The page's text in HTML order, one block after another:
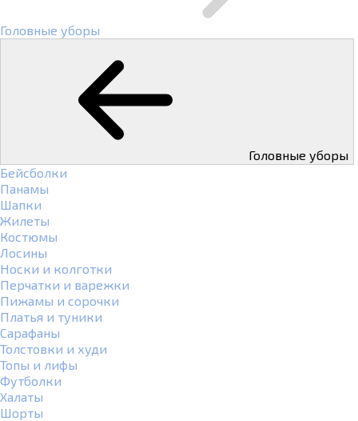
Головные уборы
Головные уборы
Бейсболки
Панамы
Шапки
Жилеты
Костюмы
Лосины
Носки и колготки
Перчатки и варежки
Пижамы и сорочки
Платья и туники
Сарафаны
Толстовки и худи
Топы и лифы
Футболки
Халаты
Шорты